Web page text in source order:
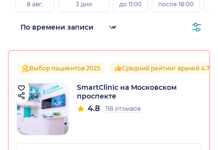
8 авг.
3 дня
до 11:00
после 18:00
Выбор пациентов 2025 Средний рейтинг врачей 4.7
SmartClinic на Московском
проспекте
4.8 118 отзывов